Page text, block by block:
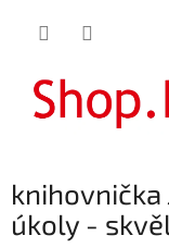
úkoly -